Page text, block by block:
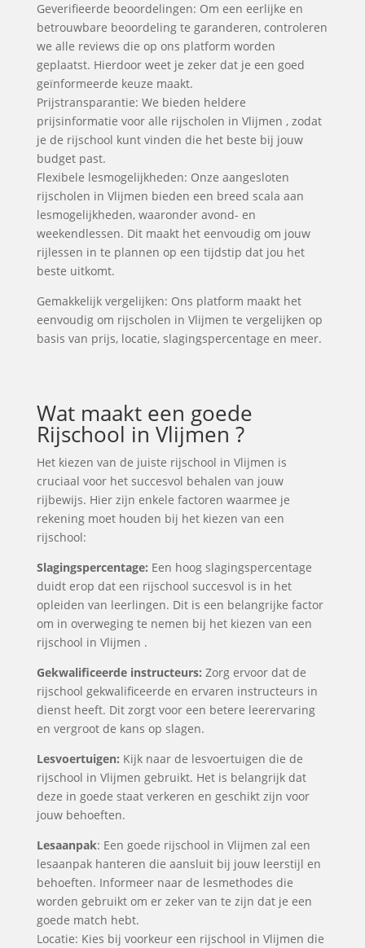
Geverifieerde beoordelingen: Om een eerlijke en
betrouwbare beoordeling te garanderen, controleren
we alle reviews die op ons platform worden
geplaatst. Hierdoor weet je zeker dat je een goed
geïnformeerde keuze maakt.
Prijstransparantie: We bieden heldere
prijsinformatie voor alle rijscholen in Vlijmen , zodat
je de rijschool kunt vinden die het beste bij jouw
budget past.
Flexibele lesmogelijkheden: Onze aangesloten
rijscholen in Vlijmen bieden een breed scala aan
lesmogelijkheden, waaronder avond- en
weekendlessen. Dit maakt het eenvoudig om jouw
rijlessen in te plannen op een tijdstip dat jou het
beste uitkomt.
Gemakkelijk vergelijken: Ons platform maakt het
eenvoudig om rijscholen in Vlijmen te vergelijken op
basis van prijs, locatie, slagingspercentage en meer.
Wat maakt een goede
Rijschool in Vlijmen ?
Het kiezen van de juiste rijschool in Vlijmen is
cruciaal voor het succesvol behalen van jouw
rijbewijs. Hier zijn enkele factoren waarmee je
rekening moet houden bij het kiezen van een
rijschool:
Slagingspercentage: Een hoog slagingspercentage
duidt erop dat een rijschool succesvol is in het
opleiden van leerlingen. Dit is een belangrijke factor
om in overweging te nemen bij het kiezen van een
rijschool in Vlijmen .
Gekwalificeerde instructeurs: Zorg ervoor dat de
rijschool gekwalificeerde en ervaren instructeurs in
dienst heeft. Dit zorgt voor een betere leerervaring
en vergroot de kans op slagen.
Lesvoertuigen: Kijk naar de lesvoertuigen die de
rijschool in Vlijmen gebruikt. Het is belangrijk dat
deze in goede staat verkeren en geschikt zijn voor
jouw behoeften.
Lesaanpak: Een goede rijschool in Vlijmen zal een
lesaanpak hanteren die aansluit bij jouw leerstijl en
behoeften. Informeer naar de lesmethodes die
worden gebruikt om er zeker van te zijn dat je een
goede match hebt.
Locatie: Kies bij voorkeur een rijschool in Vlijmen die